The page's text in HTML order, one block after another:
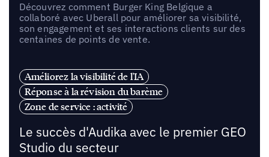
Découvrez comment Burger King Belgique a
collaboré avec Uberall pour améliorer sa visibilité,
son engagement et ses interactions clients sur des
centaines de points de vente.
Améliorez la visibilité de l'IA
Réponse à la révision du barème
Zone de service : activité
Le succès d'Audika avec le premier GEO
Studio du secteur